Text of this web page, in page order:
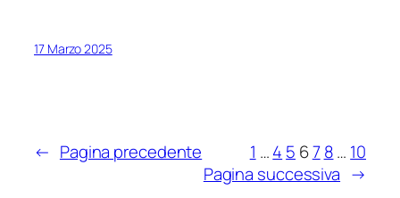
17 Marzo 2025
← Pagina precedente 1 …4 5 67 8… 10
Pagina successiva →